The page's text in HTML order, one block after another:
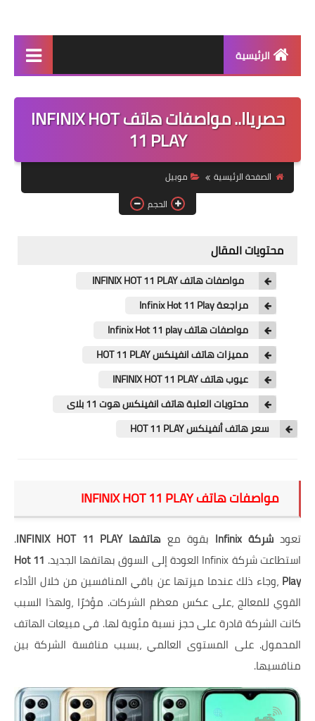
الرئيسية
اكلات ست بيت
الربح من الانترنت
موبيل
اخبار الرياضه
اسعار السيارات
روايات عربية
روايات اجتماعية
حصرياا.. مواصفات هاتف INFINIX HOT
11 PLAY
الصفحة الرئيسية
موبيل
الحجم
محتويات المقال
مواصفات هاتف INFINIX HOT 11 PLAY
مراجعة Infinix Hot 11 Play
مواصفات هاتف Infinix Hot 11 play
مميزات هاتف انفينكس HOT 11 PLAY
عيوب هاتف INFINIX HOT 11 PLAY
محتويات العلبة هاتف انفينكس هوت 11 بلاى
سعر هاتف أنفينكس HOT 11 PLAY
مواصفات هاتف INFINIX HOT 11 PLAY
تعودشركة Infinix بقوة معهاتفها INFINIX HOT 11 PLAY
.
استطاعت شركة Infinix العودة إلى السوق بهاتفها الجديد.
Hot 11
Play ،وجاء ذلك عندما ميزتها عن باقي المنافسين من خلال الأداء
القوي للمعالج ،على عكس معظم الشركات. مؤخرًا ،ولهذا السبب
كانت الشركة قادرة على حجز نسبة مئوية لها. في مبيعات الهاتف
المحمول. على المستوى العالمي ،بسبب منافسة الشركة بين
منافسيها.